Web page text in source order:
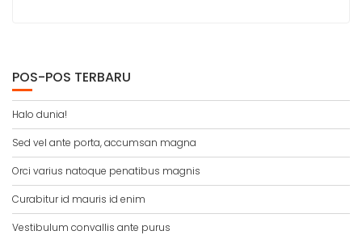
POS-POS TERBARU
Halo dunia!
Sed vel ante porta, accumsan magna
Orci varius natoque penatibus magnis
Curabitur id mauris id enim
Vestibulum convallis ante purus